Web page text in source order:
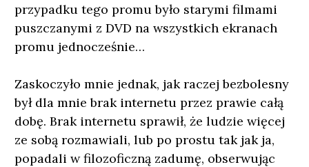
przypadku tego promu było starymi filmami
puszczanymi z DVD na wszystkich ekranach
promu jednocześnie…
Zaskoczyło mnie jednak, jak raczej bezbolesny
był dla mnie brak internetu przez prawie całą
dobę. Brak internetu sprawił, że ludzie więcej
ze sobą rozmawiali, lub po prostu tak jak ja,
popadali w filozoficzną zadumę, obserwując